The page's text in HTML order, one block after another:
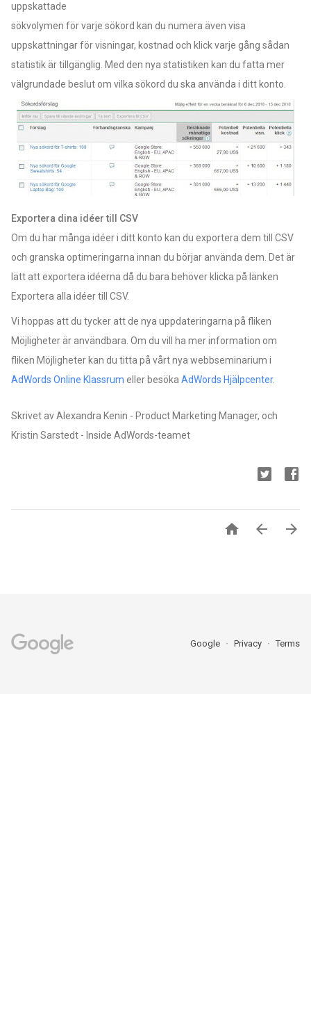
uppskattade
sökvolymen för varje sökord kan du numera även visa
uppskattningar för visningar, kostnad och klick varje gång sådan
statistik är tillgänglig. Med den nya statistiken kan du fatta mer
välgrundade beslut om vilka sökord du ska använda i ditt konto.
Exportera dina idéer till CSV
Om du har många idéer i ditt konto kan du exportera dem till CSV
och granska optimeringarna innan du börjar använda dem. Det är
lätt att exportera idéerna då du bara behöver klicka på länken
Exportera alla idéer till CSV.
Vi hoppas att du tycker att de nya uppdateringarna på fliken
Möjligheter är användbara. Om du vill ha mer information om
fliken Möjligheter kan du titta på vårt nya webbseminarium i
AdWords Online Klassrum eller besöka AdWords Hjälpcenter.
Skrivet av Alexandra Kenin - Product Marketing Manager, och
Kristin Sarstedt - Inside AdWords-teamet
  
Google Privacy Terms